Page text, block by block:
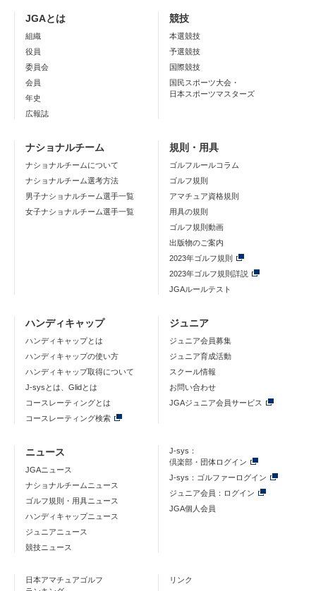
JGAとは
組織
役員
委員会
会員
年史
広報誌
競技
本選競技
予選競技
国際競技
国民スポーツ大会・
日本スポーツマスターズ
ナショナルチーム
ナショナルチームについて
ナショナルチーム選考方法
男子ナショナルチーム選手一覧
女子ナショナルチーム選手一覧
規則・用具
ゴルフルールコラム
ゴルフ規則
アマチュア資格規則
用具の規則
ゴルフ規則動画
出版物のご案内
2023年ゴルフ規則
2023年ゴルフ規則詳説
JGAルールテスト
ハンディキャップ
ハンディキャップとは
ハンディキャップの使い方
ハンディキャップ取得について
J-sysとは、Glidとは
コースレーティングとは
コースレーティング検索
ジュニア
ジュニア会員募集
ジュニア育成活動
スクール情報
お問い合わせ
JGAジュニア会員サービス
ニュース
JGAニュース
ナショナルチームニュース
ゴルフ規則・用具ニュース
ハンディキャップニュース
ジュニアニュース
競技ニュース
J-sys：
倶楽部・団体ログイン
J-sys：ゴルファーログイン
ジュニア会員：ログイン
JGA個人会員
日本アマチュアゴルフ
リンク